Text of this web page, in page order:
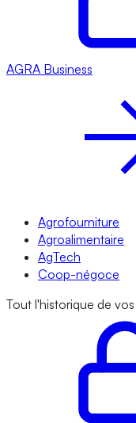
AGRA Business
Agrofourniture
Agroalimentaire
AgTech
Coop-négoce
Tout l'historique de